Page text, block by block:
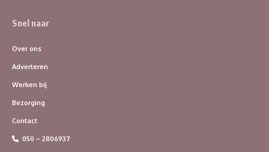
Snel naar
Over ons
Adverteren
Werken bij
Bezorging
Contact
050 – 2806937